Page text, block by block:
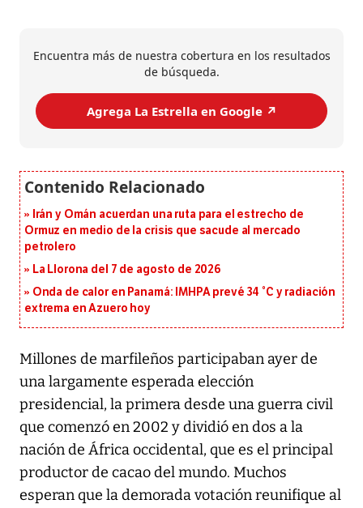
Encuentra más de nuestra cobertura en los resultados
de búsqueda.
Agrega La Estrella en Google ↗️
Irán y Omán acuerdan una ruta para el estrecho de
Ormuz en medio de la crisis que sacude al mercado
petrolero
La Llorona del 7 de agosto de 2026
Onda de calor en Panamá: IMHPA prevé 34 °C y radiación
extrema en Azuero hoy
Millones de marfileños participaban ayer de
una largamente esperada elección
presidencial, la primera desde una guerra civil
que comenzó en 2002 y dividió en dos a la
nación de África occidental, que es el principal
productor de cacao del mundo. Muchos
esperan que la demorada votación reunifique al